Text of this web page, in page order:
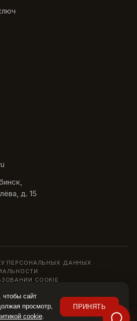
д. 15
ПЕРСОНАЛЬНЫХ ДАННЫХ
COOKIE
справочный характер и не является
ГК РФ). Цены, наличие и характеристики
сайт
просмотр,
cookie.
ПРИНЯТЬ